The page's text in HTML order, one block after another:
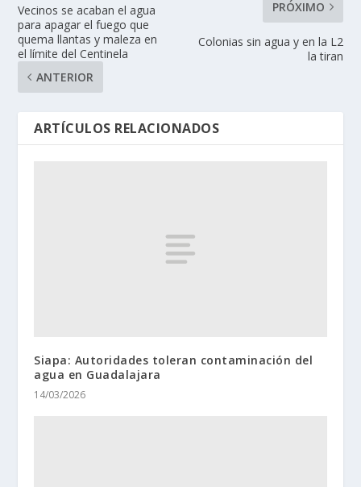
Vecinos se acaban el agua
para apagar el fuego que
quema llantas y maleza en
el límite del Centinela
ANTERIOR
PRÓXIMO
Colonias sin agua y en la L2
la tiran
ARTÍCULOS RELACIONADOS
Siapa: Autoridades toleran contaminación del
agua en Guadalajara
14/03/2026